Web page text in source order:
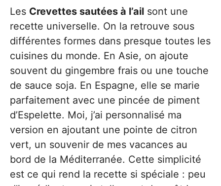
Les Crevettes sautées à l’ail sont une
recette universelle. On la retrouve sous
différentes formes dans presque toutes les
cuisines du monde. En Asie, on ajoute
souvent du gingembre frais ou une touche
de sauce soja. En Espagne, elle se marie
parfaitement avec une pincée de piment
d’Espelette. Moi, j’ai personnalisé ma
version en ajoutant une pointe de citron
vert, un souvenir de mes vacances au
bord de la Méditerranée. Cette simplicité
est ce qui rend la recette si spéciale : peu